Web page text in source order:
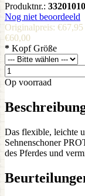
Produktnr.: 33201010
Nog niet beoordeeld
Originalpreis: €67,95
€60,00
* Kopf Größe
Op voorraad
Das flexible, leichte
Sehnenschoner
des Pferdes und